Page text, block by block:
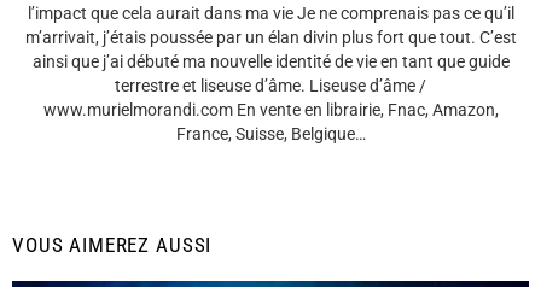
l’impact que cela aurait dans ma vie Je ne comprenais pas ce qu’il
m’arrivait, j’étais poussée par un élan divin plus fort que tout. C’est
ainsi que j’ai débuté ma nouvelle identité de vie en tant que guide
terrestre et liseuse d’âme. Liseuse d’âme /
www.murielmorandi.com En vente en librairie, Fnac, Amazon,
France, Suisse, Belgique…
VOUS AIMEREZ AUSSI